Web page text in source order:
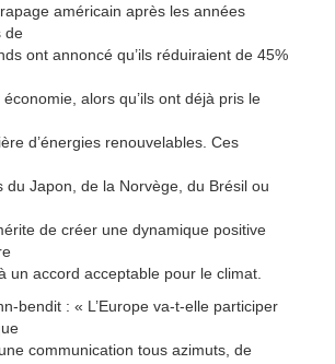
américain après les années
de
ont annoncé qu’ils réduiraient de 45%
alors qu’ils ont déjà pris le
d’énergies renouvelables. Ces
du Japon, de la Norvège, du Brésil ou
de créer une dynamique positive
un accord acceptable pour le climat.
bendit : « L’Europe va-t-elle participer
communication tous azimuts, de